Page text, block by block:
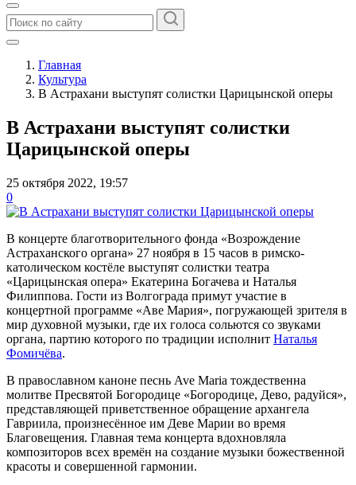
Главная
Культура
В Астрахани выступят солистки Царицынской оперы
В Астрахани выступят солистки
Царицынской оперы
25 октября 2022, 19:57
0
В концерте благотворительного фонда «Возрождение
Астраханского органа» 27 ноября в 15 часов в римско-
католическом костёле выступят солистки театра
«Царицынская опера» Екатерина Богачева и Наталья
Филиппова. Гости из Волгограда примут участие в
концертной программе «Аве Мария», погружающей зрителя в
мир духовной музыки, где их голоса сольются со звуками
органа, партию которого по традиции исполнит Наталья
Фомичёва.
В православном каноне песнь Ave Maria тождественна
молитве Пресвятой Богородице «Богородице, Дево, радуйся»,
представляющей приветственное обращение архангела
Гавриила, произнесённое им Деве Марии во время
Благовещения. Главная тема концерта вдохновляла
композиторов всех времён на создание музыки божественной
красоты и совершенной гармонии.